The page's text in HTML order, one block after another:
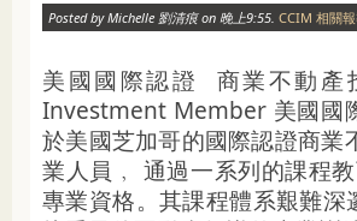
Posted by Michelle 劉清痕 on 晚上9:55. CCIM 相關
美國國際認證 商業不動產
Investment Member 美國國
於美國芝加哥的國際認證商業
業人員﹐ 通過一系列的課程
專業資格。其課程體系艱難